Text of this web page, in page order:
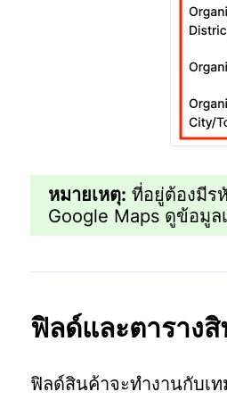
หมายเหตุ: ที่อยู่ต้องมีร
Google Maps ดูข้อมูล
ฟิลด์และตาราง
ฟิลด์สินค้าจะทำงานกับเ